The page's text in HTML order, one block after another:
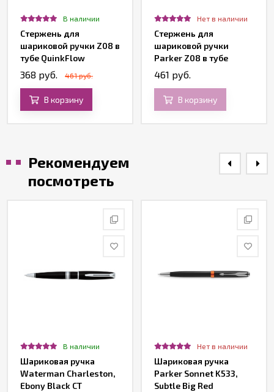
В наличии
Стержень для
шариковой ручки Z08 в
тубе QuinkFlow
Premium, красный
368 руб. 461 руб.
В корзину
Нет в наличии
Стержень для
шариковой ручки
Parker Z08 в тубе
QuinkFlow Premium,
средний, черный
461 руб.
В корзину
Рекомендуем
посмотреть
В наличии
Шариковая ручка
Waterman Charleston,
Ebony Black CT
Нет в наличии
Шариковая ручка
Parker Sonnet K533,
Subtle Big Red